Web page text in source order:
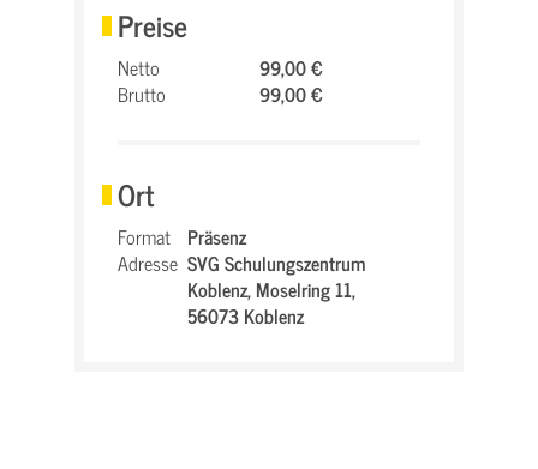
Preise
Netto
99,00 €
Brutto
99,00 €
Ort
Format Präsenz
Adresse SVG Schulungszentrum
Koblenz,Moselring 11,
56073 Koblenz